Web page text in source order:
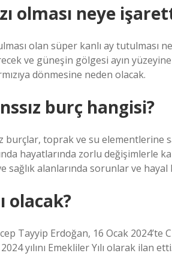
olması neye
olan süper kanlı ay tutulması
ve güneşin gölgesi ayın
dönmesine neden olacak.
burç hangisi?
burçlar, toprak ve su elementlerine
hayatlarında zorlu değişimlerle
sağlık alanlarında sorunlar ve hayal
olacak?
Tayyip Erdoğan, 16 Ocak 2024’te
yılını Emekliler Yılı olarak ilan etti.